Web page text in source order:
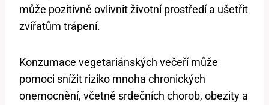
může pozitivně ovlivnit životní prostředí a ušetřit
zvířatům trápení.
Konzumace vegetariánských večeří může
pomoci snížit riziko mnoha chronických
onemocnění, včetně srdečních chorob, obezity a